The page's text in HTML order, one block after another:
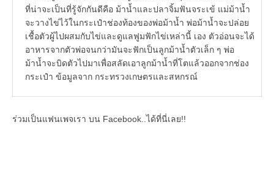
ที่น่าจะเป็นที่รู้จักกันดีคือ ม้าน้ำและปลาจิ้มฟันจระเข้ แม่ม้าน้ำ
จะวางไข่ไว้ในกระเป๋าช่องท้องของพ่อม้าน้ำ พ่อม้าน้ำจะปล่อย
เชื้อตัวผู้ไปผสมกับไข่และดูแลฟูมฟักไข่เหล่านี้ เอง ตัวอ่อนจะได้
อาหารจากตัวพ่อจนกว่ามันจะฟักเป็นลูกม้าน้ำตัวเล็ก ๆ พ่อ
ม้าน้ำจะบิดตัวไปมาเพื่อสลัดเอาลูกม้าน้ำที่โตแล้วออกจากช่อง
กระเป๋า ข้อมูลจาก กระทรวงเกษตรและสหกรณ์
ร่วมเป็นแฟนเพจเรา บน Facebook..ได้ที่นี่เลย!!